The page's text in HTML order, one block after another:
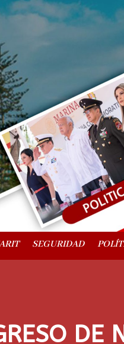
SEGURIDAD
DE